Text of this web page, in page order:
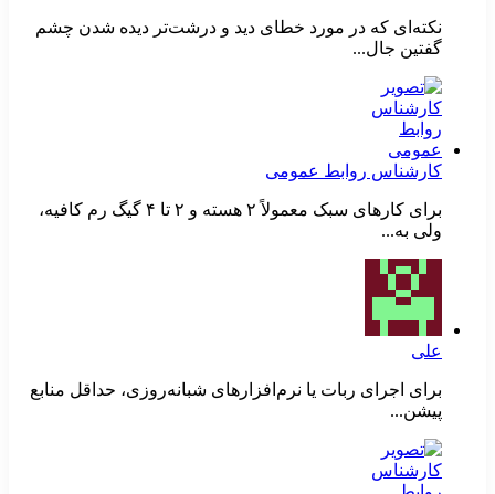
نکته‌ای که در مورد خطای دید و درشت‌تر دیده شدن چشم
گفتین جال...
کارشناس روابط عمومی
برای کارهای سبک معمولاً ۲ هسته و ۲ تا ۴ گیگ رم کافیه،
ولی به...
علی
برای اجرای ربات یا نرم‌افزارهای شبانه‌روزی، حداقل منابع
پیشن...